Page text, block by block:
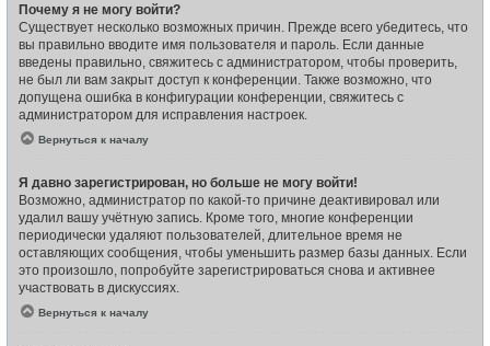
Почему я не могу войти?
Существует несколько возможных причин. Прежде всего убедитесь, что
вы правильно вводите имя пользователя и пароль. Если данные
введены правильно, свяжитесь с администратором, чтобы проверить,
не был ли вам закрыт доступ к конференции. Также возможно, что
допущена ошибка в конфигурации конференции, свяжитесь с
администратором для исправления настроек.
Вернуться к началу
Я давно зарегистрирован, но больше не могу войти!
Возможно, администратор по какой-то причине деактивировал или
удалил вашу учётную запись. Кроме того, многие конференции
периодически удаляют пользователей, длительное время не
оставляющих сообщения, чтобы уменьшить размер базы данных. Если
это произошло, попробуйте зарегистрироваться снова и активнее
участвовать в дискуссиях.
Вернуться к началу